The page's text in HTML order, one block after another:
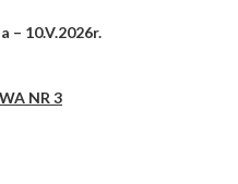
– 10.V.2026r.
NR 3